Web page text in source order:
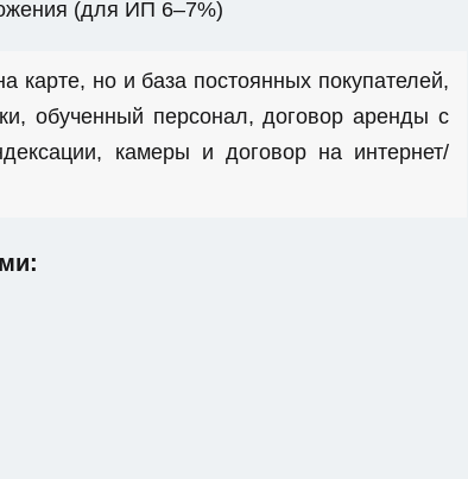
(для ИП 6–7%)
карте, но и база постоянных покупателей,
обученный персонал, договор аренды с
камеры и договор на интернет/